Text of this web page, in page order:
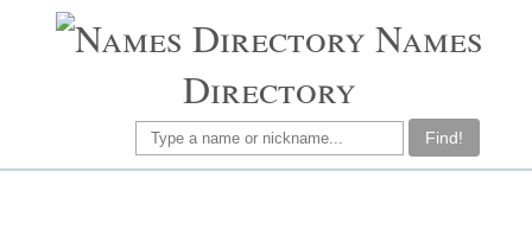
Names
Directory
Find!